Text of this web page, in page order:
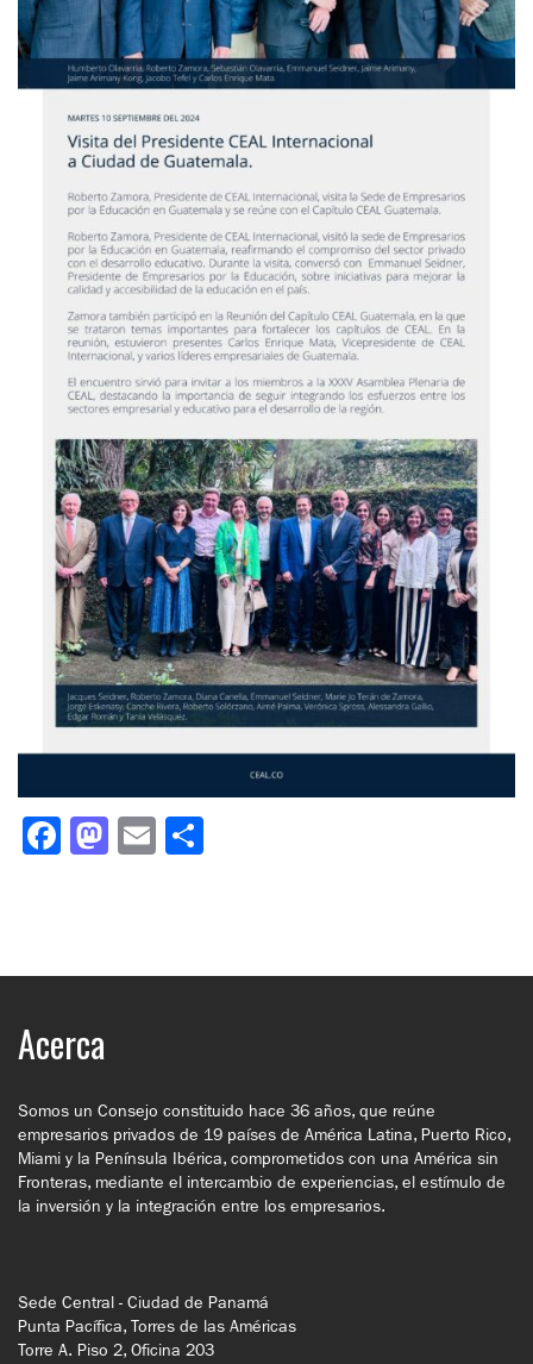
Facebook
Mastodon
Email
Acerca
Somos un Consejo constituido hace 36 años, que reúne
empresarios privados de 19 países de América Latina, Puerto Rico,
Miami y la Península Ibérica, comprometidos con una América sin
Fronteras, mediante el intercambio de experiencias, el estímulo de
la inversión y la integración entre los empresarios.
Sede Central - Ciudad de Panamá
Punta Pacífica, Torres de las Américas
Torre A. Piso 2, Oficina 203